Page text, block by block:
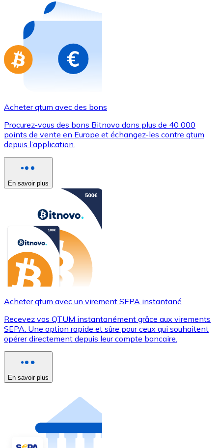
Achetez des cartes-cadeaux de vos marques
Aller à la boutique de cartes-cadeaux
Acheter qtum avec des bons
Procurez-vous des bons Bitnovo dans plus de 40 000
points de vente en Europe et échangez-les contre qtum
depuis l’application.
En savoir plus
Acheter qtum avec un virement SEPA instantané
Recevez vos QTUM instantanément grâce aux virements
SEPA. Une option rapide et sûre pour ceux qui souhaitent
opérer directement depuis leur compte bancaire.
En savoir plus